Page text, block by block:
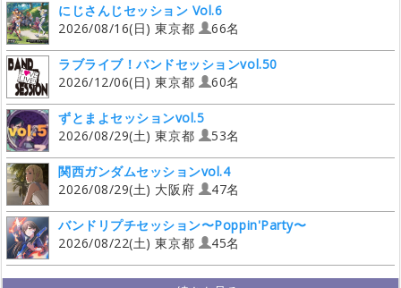
にじさんじセッション Vol.6
2026/08/16(日) 東京都
66名
ラブライブ！バンドセッションvol.50
2026/12/06(日) 東京都
60名
ずとまよセッションvol.5
2026/08/29(土) 東京都
53名
関西ガンダムセッションvol.4
2026/08/29(土) 大阪府
47名
バンドリプチセッション〜Poppin'Party〜
2026/08/22(土) 東京都
45名